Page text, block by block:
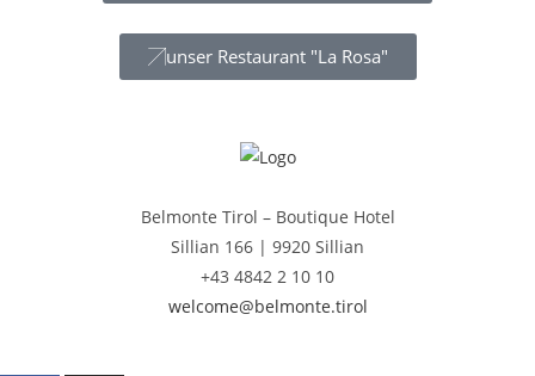
unser Restaurant "La Rosa"
Belmonte Tirol – Boutique Hotel
Sillian 166 | 9920 Sillian
+43 4842 2 10 10
welcome@belmonte.tirol